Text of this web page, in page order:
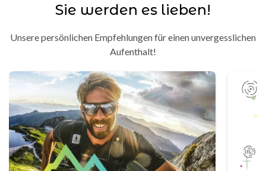
Sie werden es lieben!
Unsere persönlichen Empfehlungen für einen unvergesslichen
Aufenthalt!